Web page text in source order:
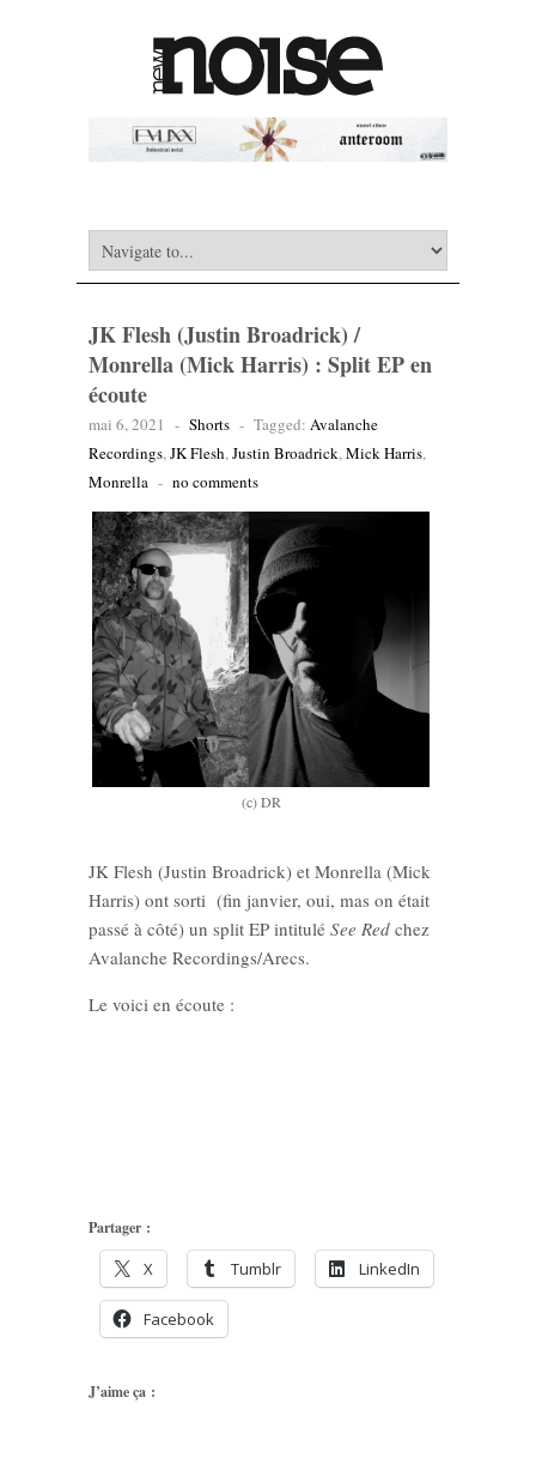
JK Flesh (Justin Broadrick) /
Monrella (Mick Harris) : Split EP en
écoute
mai 6, 2021 - Shorts - Tagged: Avalanche
Recordings,JK Flesh,Justin Broadrick,Mick Harris,
Monrella - no comments
(c) DR
JK Flesh (Justin Broadrick) et Monrella (Mick
Harris) ont sorti (fin janvier, oui, mas on était
passé à côté) un split EP intitulé See Red chez
Avalanche Recordings/Arecs.
Le voici en écoute :
Partager :
X Tumblr LinkedIn
Facebook
J’aime ça :